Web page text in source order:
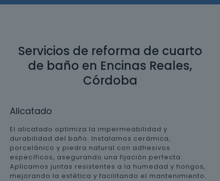
Servicios de reforma de cuarto
de baño en Encinas Reales,
Córdoba
Alicatado
El alicatado optimiza la impermeabilidad y
durabilidad del baño. Instalamos cerámica,
porcelánico y piedra natural con adhesivos
específicos, asegurando una fijación perfecta.
Aplicamos juntas resistentes a la humedad y hongos,
mejorando la estética y facilitando el mantenimiento.